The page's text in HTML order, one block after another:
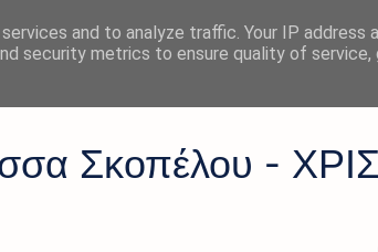
Σκοπέλου -
and to analyze traffic. Your IP address
security metrics to ensure quality of service,